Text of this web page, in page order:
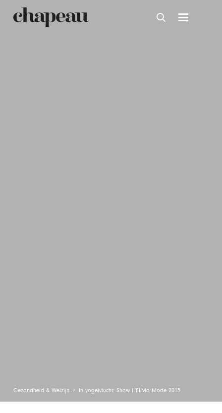
Gezondheid & Welzijn In vogelvlucht: Show HELMo Mode 2015